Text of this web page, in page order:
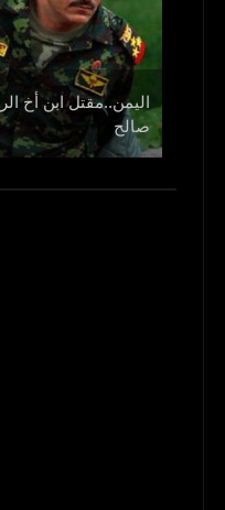
اليمن..مقتل ابن أخ
صالح